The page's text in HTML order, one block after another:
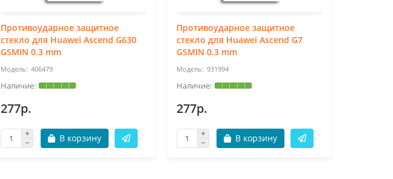
Противоударное защитное
стекло для Huawei Ascend G630
GSMIN 0.3 mm
406479
277р.
В корзину
Противоударное защитное
стекло для Huawei Ascend G7
GSMIN 0.3 mm
931994
277р.
В корзину